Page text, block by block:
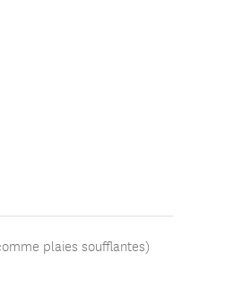
plaies soufflantes)